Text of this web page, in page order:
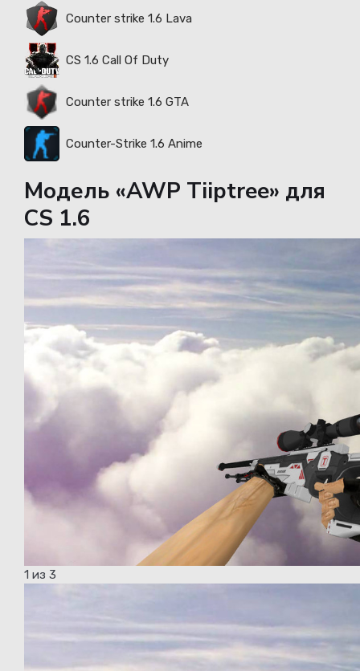
Counter strike 1.6 Lava
CS 1.6 Call Of Duty
Counter strike 1.6 GTA
Counter-Strike 1.6 Anime
Модель «AWP Tiiptree» для
CS 1.6
1 из 3